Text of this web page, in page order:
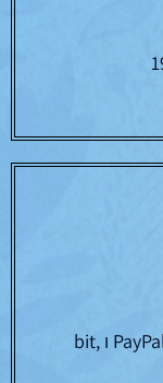
עובדים עם כל כרטיסי האשראי וגם PayPal ו bit,